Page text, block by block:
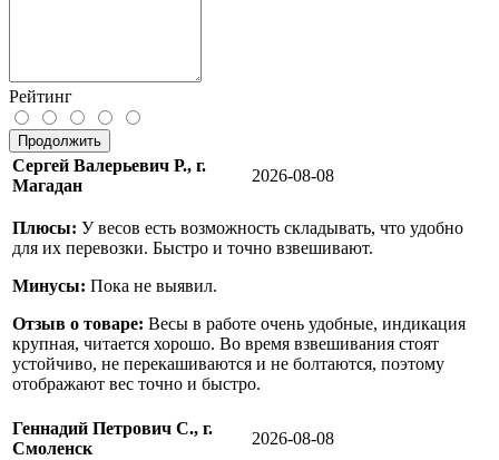
Рейтинг
Продолжить
Сергей Валерьевич Р., г.
Магадан
2026-08-08
Плюсы: У весов есть возможность складывать, что удобно
для их перевозки. Быстро и точно взвешивают.
Минусы: Пока не выявил.
Отзыв о товаре: Весы в работе очень удобные, индикация
крупная, читается хорошо. Во время взвешивания стоят
устойчиво, не перекашиваются и не болтаются, поэтому
отображают вес точно и быстро.
Геннадий Петрович С., г.
Смоленск
2026-08-08